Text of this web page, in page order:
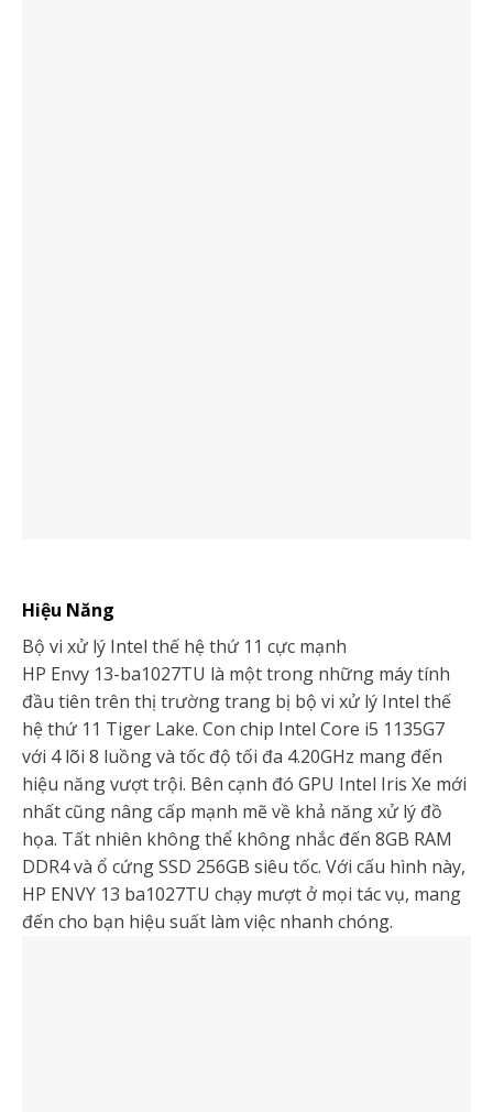
Hiệu Năng
Bộ vi xử lý Intel thế hệ thứ 11 cực mạnh
HP Envy 13-ba1027TU là một trong những máy tính
đầu tiên trên thị trường trang bị bộ vi xử lý Intel thế
hệ thứ 11 Tiger Lake. Con chip Intel Core i5 1135G7
với 4 lõi 8 luồng và tốc độ tối đa 4.20GHz mang đến
hiệu năng vượt trội. Bên cạnh đó GPU Intel Iris Xe mới
nhất cũng nâng cấp mạnh mẽ về khả năng xử lý đồ
họa. Tất nhiên không thể không nhắc đến 8GB RAM
DDR4 và ổ cứng SSD 256GB siêu tốc. Với cấu hình này,
HP ENVY 13 ba1027TU chạy mượt ở mọi tác vụ, mang
đến cho bạn hiệu suất làm việc nhanh chóng.